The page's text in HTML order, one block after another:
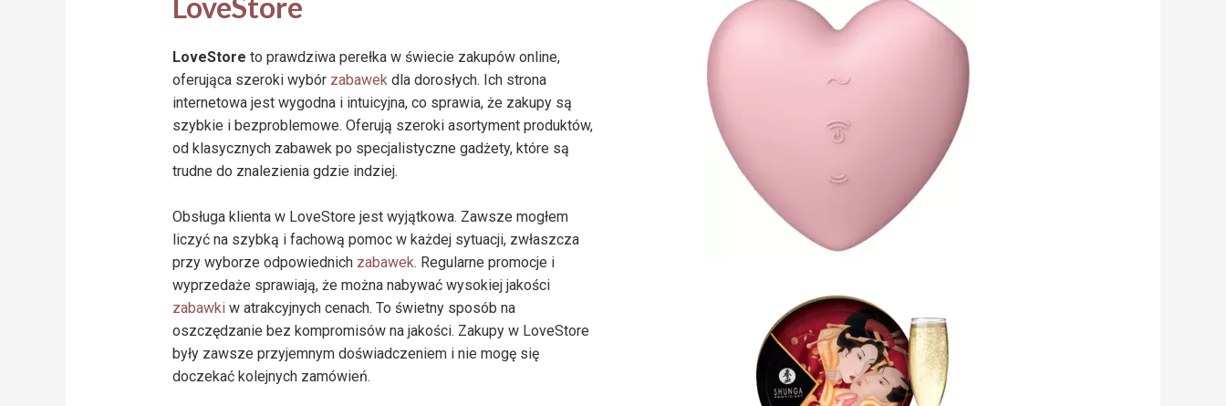
LoveStore to prawdziwa perełka w świecie zakupów online,
oferująca szeroki wybór zabawek dla dorosłych. Ich strona
internetowa jest wygodna i intuicyjna, co sprawia, że zakupy są
szybkie i bezproblemowe. Oferują szeroki asortyment produktów,
od klasycznych zabawek po specjalistyczne gadżety, które są
trudne do znalezienia gdzie indziej.
Obsługa klienta w LoveStore jest wyjątkowa. Zawsze mogłem
liczyć na szybką i fachową pomoc w każdej sytuacji, zwłaszcza
przy wyborze odpowiednich zabawek. Regularne promocje i
wyprzedaże sprawiają, że można nabywać wysokiej jakości
zabawkiw atrakcyjnych cenach. To świetny sposób na
oszczędzanie bez kompromisów na jakości. Zakupy w LoveStore
były zawsze przyjemnym doświadczeniem i nie mogę się
doczekać kolejnych zamówień.